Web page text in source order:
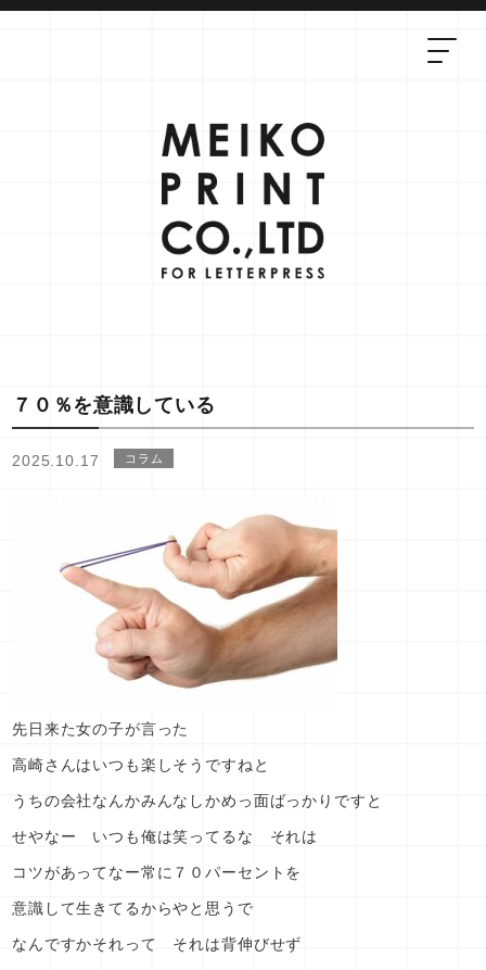
７０％を意識している
2025.10.17 コラム
先日来た女の子が言った
高崎さんはいつも楽しそうですねと
うちの会社なんかみんなしかめっ面ばっかりですと
せやなー いつも俺は笑ってるな それは
コツがあってなー常に７０パーセントを
意識して生きてるからやと思うで
なんですかそれって それは背伸びせず